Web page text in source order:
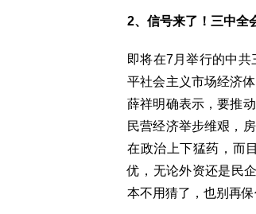
2、信号来了！三中全
即将在7月举行的中
平社会主义市场经济
薛祥明确表示，要推
民营经济举步维艰，
在政治上下猛药，而
优，无论外资还是民
本不用猜了，也别再保